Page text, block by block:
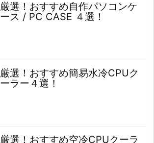
厳選！おすすめ自作パソコンケ
ース / PC CASE ４選！
厳選！おすすめ簡易水冷CPUク
ーラー４選！
厳選！おすすめ空冷CPUクーラ